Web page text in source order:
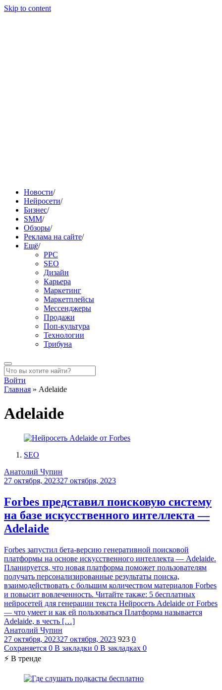
Skip to content
Новости/
Нейросети/
Бизнес/
SMM/
Обзоры/
Реклама на сайте/
Ещё/
PPC
SEO
Дизайн
Карьера
Маркетинг
Маркетплейсы
Мессенджеры
Продажи
Поп-культура
Технологии
Трибуна
Войти
Главная » Adelaide
Adelaide
SEO
Анатолий Чупин
27 октября, 202327 октября, 2023
Forbes представил поисковую систему
на базе искусственного интеллекта —
Adelaide
Forbes запустил бета-версию генеративной поисковой
платформы на основе искусственного интеллекта — Adelaide.
Планируется, что новая платформа поможет пользователям
получать персонализированные результаты поиска,
взаимодействовать с большим количеством материалов Forbes
и повысит вовлеченность. Читайте также: 5 бесплатных
нейросетей для генерации текста Нейросеть Adelaide от Forbes
— что умеет и как ей пользоваться Платформа называется
Adelaide, в честь […]
Анатолий Чупин
27 октября, 202327 октября, 2023 923 0
Сохраняется 0 В закладки 0 В закладках 0
⚡ В тренде